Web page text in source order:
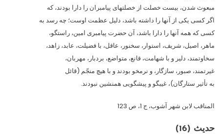
مبعوث شدن، بيست خصلت از خصلت‏هاى پيامبران را دارا بودند، كه
اگر كسى يكى از آنها را داشته باشد، دليل عظمت اوست؛ چه رسد به
كسى كه همه آنها را دارا باشد، آن حضرت پيامبرى امين، راستگو،
ماهر، اصيل، شريف، استوار، سخنور، عاقل، با فضيلت، عابد، زاهد،
سخاوتمند، دلير و با شهامت، قانع، متواضع، بردبار، مهربان،
غيرتمند، صبور، سازگار، و نرم‏خو بودند و با هيچ منجّم (قائل
به تأثير ستارگان)، غيب‏گو و پيش‏گويى هم‏نشين نبودند.
المناقب لابن شهر آشوب، ج 1، ص 123
حدیث (16)